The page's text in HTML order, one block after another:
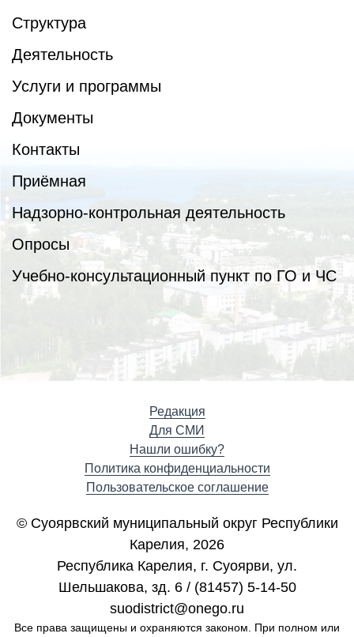
Структура
Деятельность
Услуги и программы
Документы
Контакты
Приёмная
Надзорно-контрольная деятельность
Опросы
Учебно-консультационный пункт по ГО и ЧС
Редакция
Для СМИ
Нашли ошибку?
Политика конфиденциальности
Пользовательское соглашение
© Суоярвский муниципальный округ Республики
Карелия, 2026
Республика Карелия, г. Cуоярви, ул.
Шельшакова, зд. 6 / (81457) 5-14-50
suodistrict@onego.ru
Все права защищены и охраняются законом. При полном или